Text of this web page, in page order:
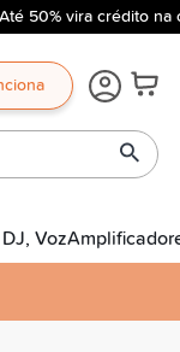
50% vira crédito na
Voz